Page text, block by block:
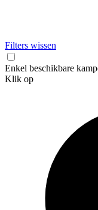
Filters wissen
Enkel beschikbare
Klik op